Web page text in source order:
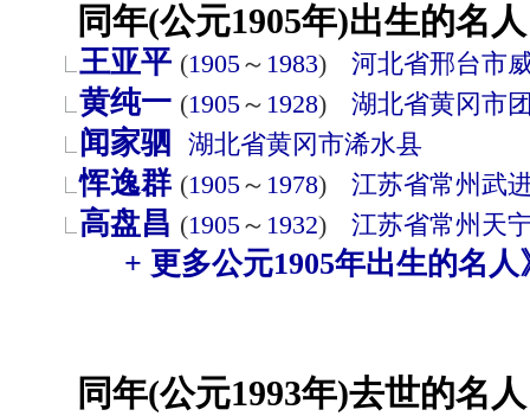
同年(公元1905年)出生的名
王亚平 (1905～ 1983) 河北省邢台市
黄纯一 (1905～ 1928) 湖北省黄冈市
闻家驷 湖北省黄冈市浠水县
恽逸群 (1905～ 1978) 江苏省常州 武
高盘昌 (1905～ 1932) 江苏省常州 天
+ 更多公元1905年出生的名人
同年(公元1993年)去世的名